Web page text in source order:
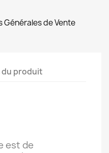
de Vente
du produit
est de